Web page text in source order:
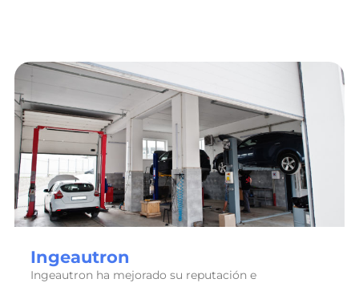
Ingeautron
Ingeautron ha mejorado su reputación e